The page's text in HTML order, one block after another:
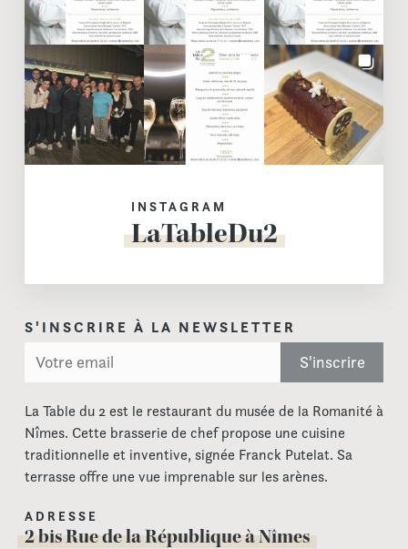
INSTAGRAM
LaTableDu2
S'INSCRIRE À LA NEWSLETTER
La Table du 2 est le restaurant du musée de la Romanité à
Nîmes. Cette brasserie de chef propose une cuisine
traditionnelle et inventive, signée Franck Putelat. Sa
terrasse offre une vue imprenable sur les arènes.
ADRESSE
2 bis Rue de la République à Nîmes